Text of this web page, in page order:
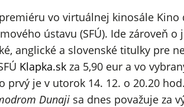
vo virtuálnej kinosále
ústavu (SFÚ). Ide zároveň
anglické a slovenské titulky pre
Klapka.sk za 5,90 eur a vo
prvý je v utorok 14. 12. o 20.20
Dunaji sa dnes považuje za